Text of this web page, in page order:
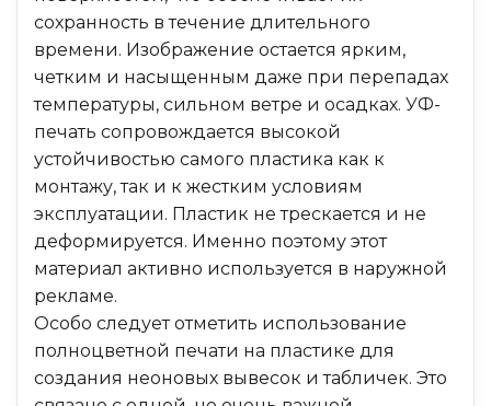
сохранность в течение длительного
времени. Изображение остается ярким,
четким и насыщенным даже при перепадах
температуры, сильном ветре и осадках. УФ-
печать сопровождается высокой
устойчивостью самого пластика как к
монтажу, так и к жестким условиям
эксплуатации. Пластик не трескается и не
деформируется. Именно поэтому этот
материал активно используется в наружной
рекламе.
Особо следует отметить использование
полноцветной печати на пластике для
создания неоновых вывесок и табличек. Это